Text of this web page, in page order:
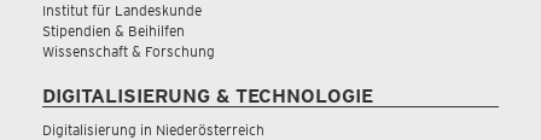
Institut für Landeskunde
Stipendien & Beihilfen
Wissenschaft & Forschung
DIGITALISIERUNG & TECHNOLOGIE
Digitalisierung in Niederösterreich